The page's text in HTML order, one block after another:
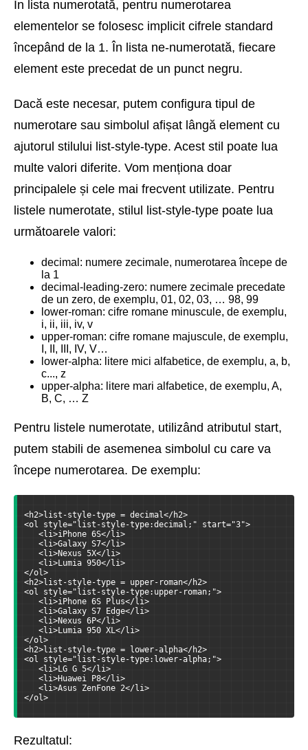
În lista numerotată, pentru numerotarea
elementelor se folosesc implicit cifrele standard
începând de la 1. În lista ne-numerotată, fiecare
element este precedat de un punct negru.
Dacă este necesar, putem configura tipul de
numerotare sau simbolul afișat lângă element cu
ajutorul stilului list-style-type. Acest stil poate lua
multe valori diferite. Vom menționa doar
principalele și cele mai frecvent utilizate. Pentru
listele numerotate, stilul list-style-type poate lua
următoarele valori:
decimal: numere zecimale, numerotarea începe de
la 1
decimal-leading-zero: numere zecimale precedate
de un zero, de exemplu, 01, 02, 03, … 98, 99
lower-roman: cifre romane minuscule, de exemplu,
i, ii, iii, iv, v
upper-roman: cifre romane majuscule, de exemplu,
I, II, III, IV, V…
lower-alpha: litere mici alfabetice, de exemplu, a, b,
c..., z
upper-alpha: litere mari alfabetice, de exemplu, A,
B, C, … Z
Pentru listele numerotate, utilizând atributul start,
putem stabili de asemenea simbolul cu care va
începe numerotarea. De exemplu:
<h2>list-style-type = decimal</h2>
<ol style="list-style-type:decimal;" start="3">
<li>iPhone 6S</li>
<li>Galaxy S7</li>
<li>Nexus 5X</li>
<li>Lumia 950</li>
</ol>
<h2>list-style-type = upper-roman</h2>
<ol style="list-style-type:upper-roman;">
<li>iPhone 6S Plus</li>
<li>Galaxy S7 Edge</li>
<li>Nexus 6P</li>
<li>Lumia 950 XL</li>
</ol>
<h2>list-style-type = lower-alpha</h2>
<ol style="list-style-type:lower-alpha;">
<li>LG G 5</li>
<li>Huawei P8</li>
<li>Asus ZenFone 2</li>
</ol>
Rezultatul: